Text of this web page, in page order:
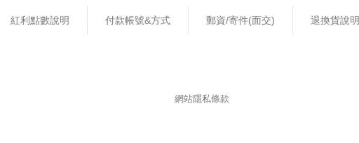
紅利點數說明 付款帳號&方式 郵資/寄件(面交) 退換貨說明
網站隱私條款